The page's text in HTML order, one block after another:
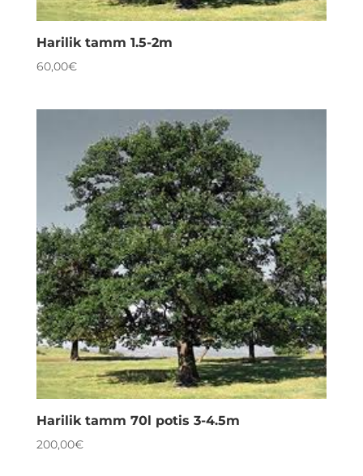
Harilik tamm 1.5-2m
60,00€
Harilik tamm 70l potis 3-4.5m
200,00€